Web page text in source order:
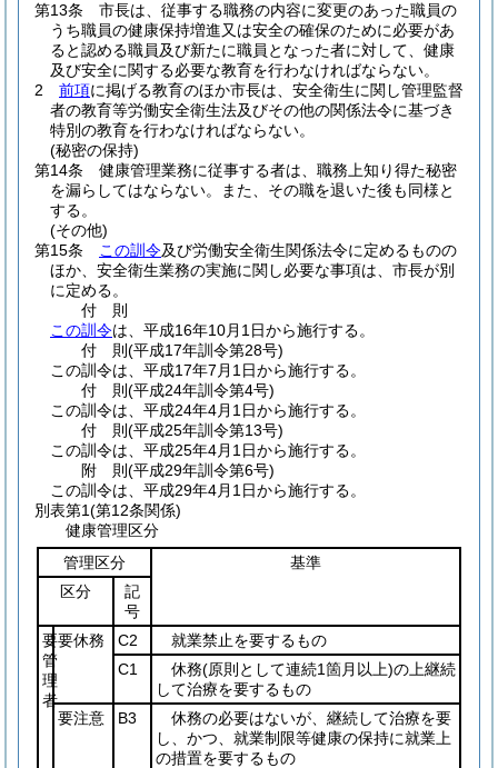
第13条
市長は、従事する職務の内容に変更のあった職員の
うち職員の健康保持増進又は安全の確保のために必要があ
ると認める職員及び新たに職員となった者に対して、健康
及び安全に関する必要な教育を行わなければならない。
2
前項に掲げる教育のほか市長は、安全衛生に関し管理監督
者の教育等労働安全衛生法及びその他の関係法令に基づき
特別の教育を行わなければならない。
(秘密の保持)
第14条
健康管理業務に従事する者は、職務上知り得た秘密
を漏らしてはならない。
また、その職を退いた後も同様と
する。
(その他)
第15条
この訓令及び労働安全衛生関係法令に定めるものの
ほか、安全衛生業務の実施に関し必要な事項は、市長が別
に定める。
付 則
この訓令は、平成16年10月1日から施行する。
付 則(平成17年訓令第28号)
この訓令は、平成17年7月1日から施行する。
付 則(平成24年訓令第4号)
この訓令は、平成24年4月1日から施行する。
付 則(平成25年訓令第13号)
この訓令は、平成25年4月1日から施行する。
附 則(平成29年訓令第6号)
この訓令は、平成29年4月1日から施行する。
別表第1(第12条関係)
健康管理区分
管理区分
基準
区分
記
号
要
管
理
者
要休務 C2
就業禁止を要するもの
C1
休務(原則として連続1箇月以上)の上継続
して治療を要するもの
要注意
B3
休務の必要はないが、継続して治療を要
し、かつ、就業制限等健康の保持に就業上
の措置を要するもの